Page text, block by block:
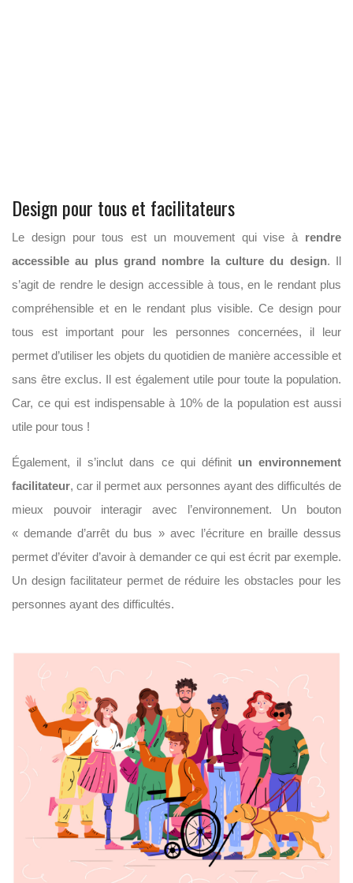
Design pour tous et facilitateurs
Le design pour tous est un mouvement qui vise à rendre
accessible au plus grand nombre la culture du design. Il
s’agit de rendre le design accessible à tous, en le rendant plus
compréhensible et en le rendant plus visible. Ce design pour
tous est important pour les personnes concernées, il leur
permet d’utiliser les objets du quotidien de manière accessible et
sans être exclus. Il est également utile pour toute la population.
Car, ce qui est indispensable à 10% de la population est aussi
utile pour tous !
Également, il s’inclut dans ce qui définit un environnement
facilitateur, car il permet aux personnes ayant des difficultés de
mieux pouvoir interagir avec l’environnement. Un bouton
« demande d’arrêt du bus » avec l’écriture en braille dessus
permet d’éviter d’avoir à demander ce qui est écrit par exemple.
Un design facilitateur permet de réduire les obstacles pour les
personnes ayant des difficultés.